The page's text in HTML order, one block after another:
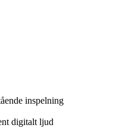
inspelning
digitalt ljud